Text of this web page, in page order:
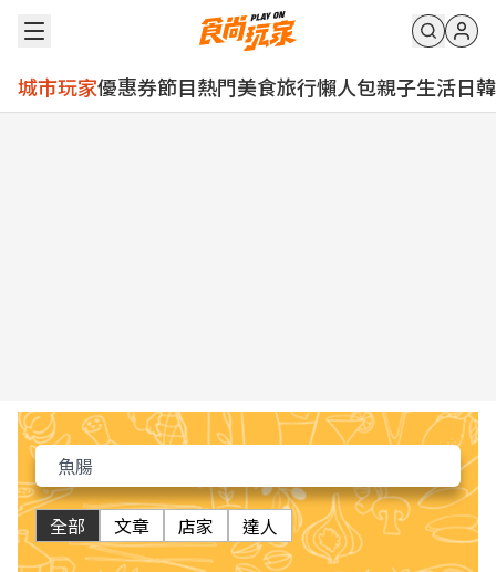
城市玩家優惠券節目熱門美食旅行懶人包親子生活日韓
全部 文章 店家 達人